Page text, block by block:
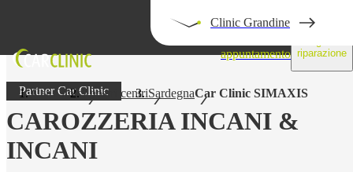
appuntamento riparazione
Clinic Grandine
Car ClinicI nostri centriSardegnaCar Clinic SIMAXIS
Partner Car Clinic
CAROZZERIA INCANI &
INCANI